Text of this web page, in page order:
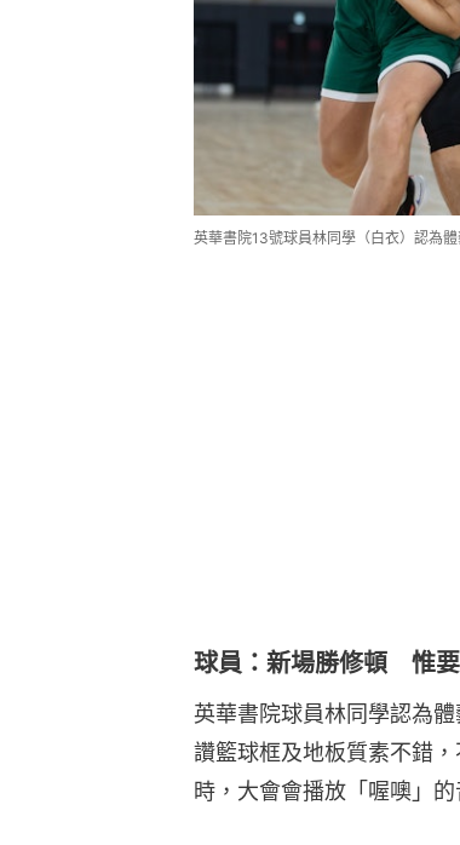
英華書院13號球員林同學（白衣）認為
球員：新場勝修頓 惟
英華書院球員林同學認為
讚籃球框及地板質素不錯
時，大會會播放「喔噢」